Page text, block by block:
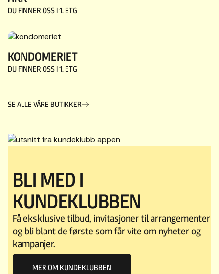
DU FINNER OSS I1. ETG
KONDOMERIET
DU FINNER OSS I1. ETG
SE ALLE VÅRE BUTIKKER
BLI MED I
KUNDEKLUBBEN
Få eksklusive tilbud, invitasjoner til arrangementer
og bli blant de første som får vite om nyheter og
kampanjer.
MER OM KUNDEKLUBBEN